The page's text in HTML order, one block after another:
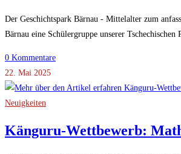
Der Geschichtspark Bärnau - Mittelalter zum
Bärnau eine Schülergruppe unserer
0 Kommentare
22. Mai 2025
Neuigkeiten
Känguru-Wettbewerb: